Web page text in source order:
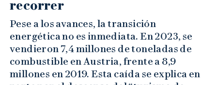
recorrer
Pese a los avances, la transición
energética no es inmediata. En 2023, se
vendieron 7,4 millones de toneladas de
combustible en Austria, frente a 8,9
millones en 2019. Esta caída se explica en